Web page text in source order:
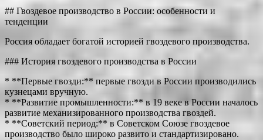
## Гвоздевое производство в России: особенности и
тенденции
Россия обладает богатой историей гвоздевого производства.
### История гвоздевого производства в России
* **Первые гвозди:** первые гвозди в России производились
кузнецами вручную.
* **Развитие промышленности:** в 19 веке в России началось
развитие механизированного производства гвоздей.
* **Советский период:** в Советском Союзе гвоздевое
производство было широко развито и стандартизировано.